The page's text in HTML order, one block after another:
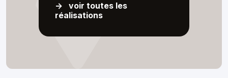
-> voir toutes les
réalisations